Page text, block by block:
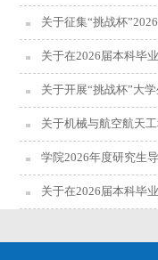
关于征集“挑战杯
关于在2026届本科毕业生
关于开展“挑战杯”大学生创
关于机械与航空航天工程
学院2026年度研究生
关于在2026届本科毕业生